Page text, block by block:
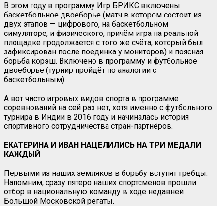
В этом году в программу Игр БРИКС включены
баскетбольное двоеборье (матч в котором состоит из
двух этапов — цифрового, на баскетбольном
симуляторе, и физического, причём игра на реальной
площадке продолжается с того же счёта, который был
зафиксирован после поединка у мониторов) и поясная
борьба корэш. Включено в программу и футбольное
двоеборье (турнир пройдёт по аналогии с
баскетбольным).
А вот чисто игровых видов спорта в программе
соревнований на сей раз нет, хотя именно с футбольного
турнира в Индии в 2016 году и начиналась история
спортивного сотрудничества стран-партнёров.
ЕКАТЕРИНА И ИВАН НАЦЕЛИЛИСЬ НА ТРИ МЕДАЛИ
КАЖДЫЙ
Первыми из наших земляков в борьбу вступят гребцы.
Напомним, сразу пятеро наших спортсменов прошли
отбор в национальную команду в ходе недавней
Большой Московской регаты.